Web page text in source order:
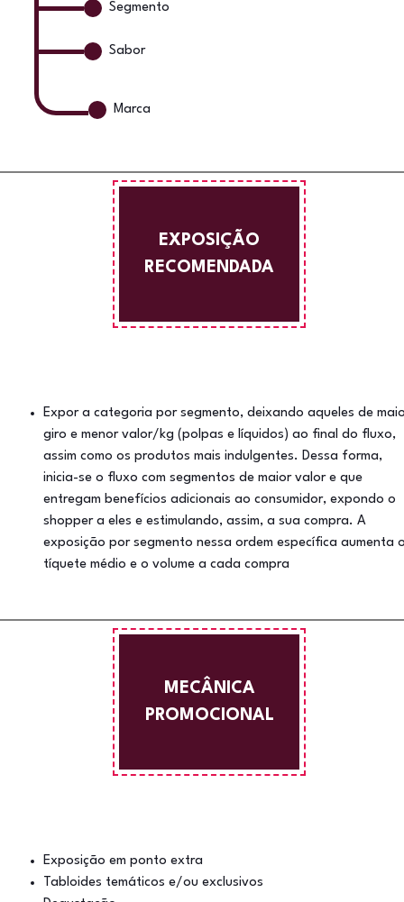
Segmento
Sabor
Marca
EXPOSIÇÃO
RECOMENDADA
Expor a categoria por segmento, deixando aqueles de
giro e menor valor/kg (polpas e líquidos) ao final do fluxo,
assim como os produtos mais indulgentes. Dessa forma,
inicia-se o fluxo com segmentos de maior valor e que
entregam benefícios adicionais ao consumidor, expondo o
shopper a eles e estimulando, assim, a sua compra. A
exposição por segmento nessa ordem específica aumenta
tíquete médio e o volume a cada compra
MECÂNICA
PROMOCIONAL
Exposição em ponto extra
Tabloides temáticos e/ou exclusivos